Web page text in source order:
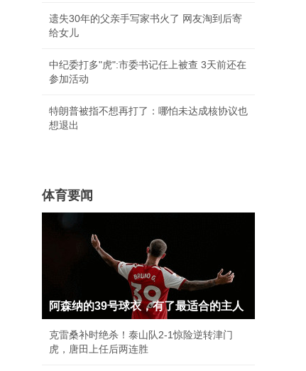
遗失30年的父亲手写家书火了 网友淘到后寄
给女儿
中纪委打多"虎":市委书记任上被查 3天前还在
参加活动
特朗普被指不想再打了：哪怕未达成核协议也
想退出
体育要闻
阿森纳的39号球衣，有了最适合的主人
克雷桑补时绝杀！泰山队2-1惊险逆转津门
虎，唐田上任后两连胜